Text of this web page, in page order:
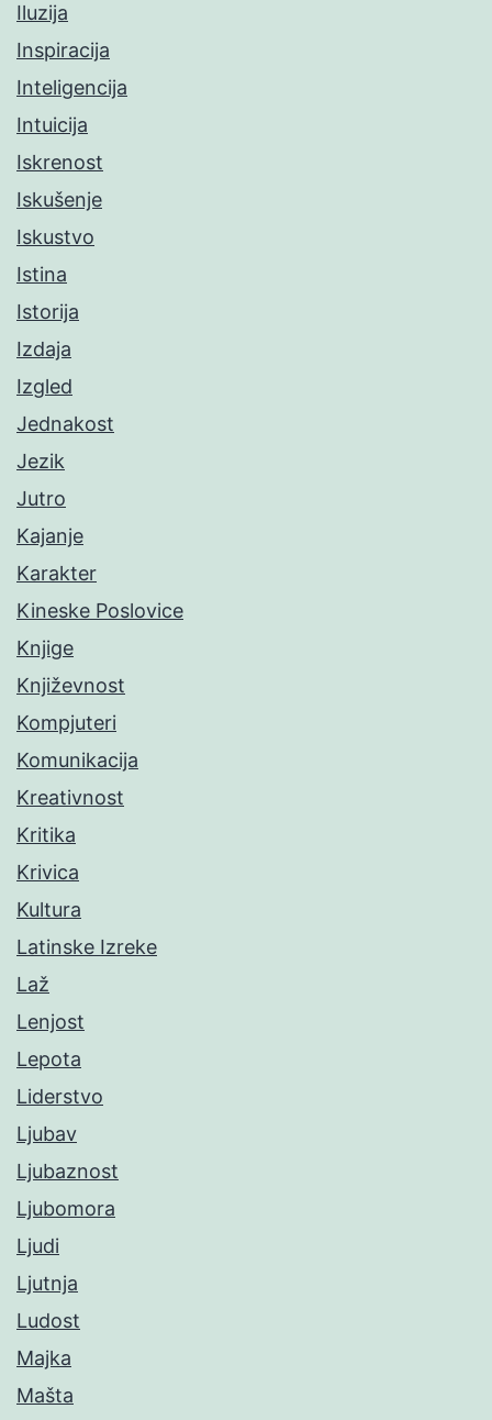
Iluzija
Inspiracija
Inteligencija
Intuicija
Iskrenost
Iskušenje
Iskustvo
Istina
Istorija
Izdaja
Izgled
Jednakost
Jezik
Jutro
Kajanje
Karakter
Kineske Poslovice
Knjige
Književnost
Kompjuteri
Komunikacija
Kreativnost
Kritika
Krivica
Kultura
Latinske Izreke
Laž
Lenjost
Lepota
Liderstvo
Ljubav
Ljubaznost
Ljubomora
Ljudi
Ljutnja
Ludost
Majka
Mašta